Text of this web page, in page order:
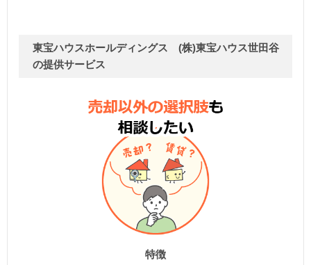
東宝ハウスホールディングス (株)東宝ハウス世田谷
の提供サービス
特徴